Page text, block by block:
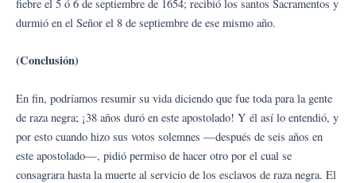
fiebre el 5 ó 6 de septiembre de 1654; recibió los santos Sacramentos y
durmió en el Señor el 8 de septiembre de ese mismo año.
(Conclusión)
En fin, podríamos resumir su vida diciendo que fue toda para la gente
de raza negra; ¡38 años duró en este apostolado! Y él así lo entendió, y
por esto cuando hizo sus votos solemnes —después de seis años en
este apostolado—, pidió permiso de hacer otro por el cual se
consagrara hasta la muerte al servicio de los esclavos de raza negra. El